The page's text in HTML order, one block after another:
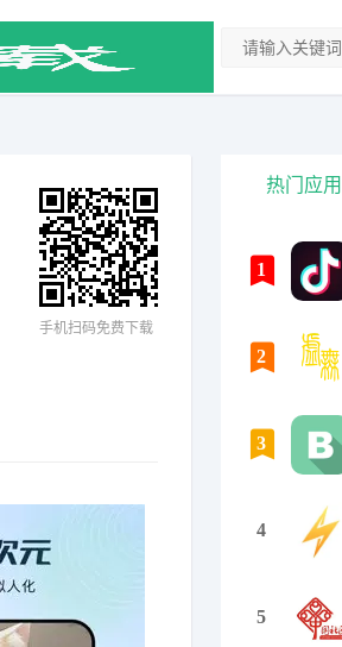
手机扫码免费下载
热门应用
1
2
3
4
5